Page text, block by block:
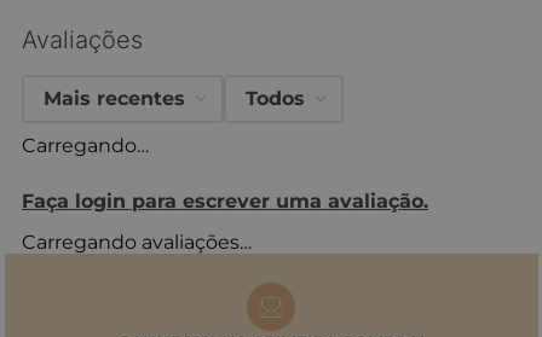
Avaliações
Carregando…
Faça login para escrever uma avaliação.
Mais recentes Todos
Carregando avaliações…